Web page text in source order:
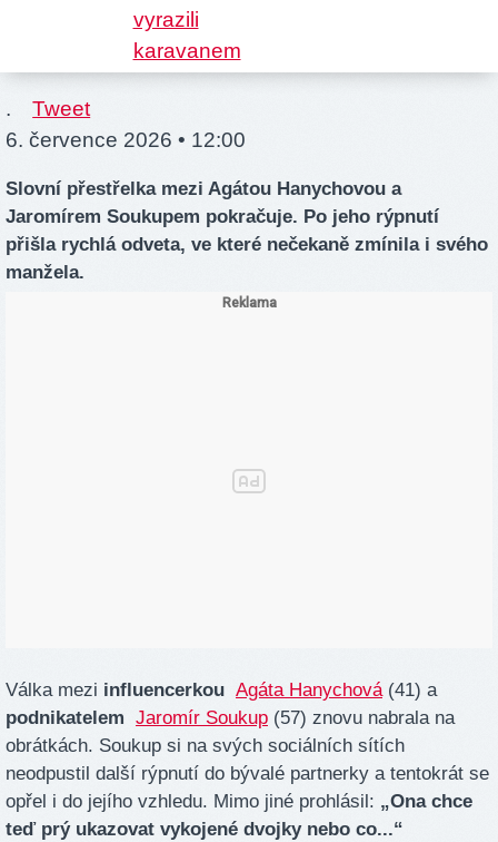
.
Tweet
6. července 2026 • 12:00
Slovní přestřelka mezi Agátou Hanychovou a
Jaromírem Soukupem pokračuje. Po jeho rýpnutí
přišla rychlá odveta, ve které nečekaně zmínila i svého
manžela.
Válka mezi influencerkou Agáta Hanychová(41) a
podnikatelem Jaromír Soukup (57) znovu nabrala na
obrátkách. Soukup si na svých sociálních sítích
neodpustil další rýpnutí do bývalé partnerky a tentokrát se
opřel i do jejího vzhledu. Mimo jiné prohlásil: „Ona chce
teď prý ukazovat vykojené dvojky nebo co...“